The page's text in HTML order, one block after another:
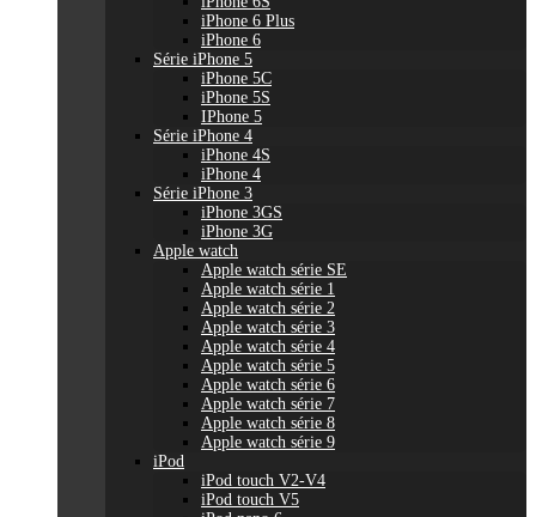
iPhone 6 Plus
iPhone 6
Série iPhone 5
iPhone 5C
iPhone 5S
IPhone 5
Série iPhone 4
iPhone 4S
iPhone 4
Série iPhone 3
iPhone 3GS
iPhone 3G
Apple watch
Apple watch série SE
Apple watch série 1
Apple watch série 2
Apple watch série 3
Apple watch série 4
Apple watch série 5
Apple watch série 6
Apple watch série 7
Apple watch série 8
Apple watch série 9
iPod
iPod touch V2-V4
iPod touch V5